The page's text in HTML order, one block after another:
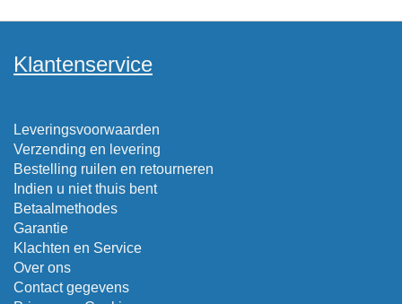
Klantenservice
Leveringsvoorwaarden
Verzending en levering
Bestelling ruilen en retourneren
Indien u niet thuis bent
Betaalmethodes
Garantie
Klachten en Service
Over ons
Contact gegevens